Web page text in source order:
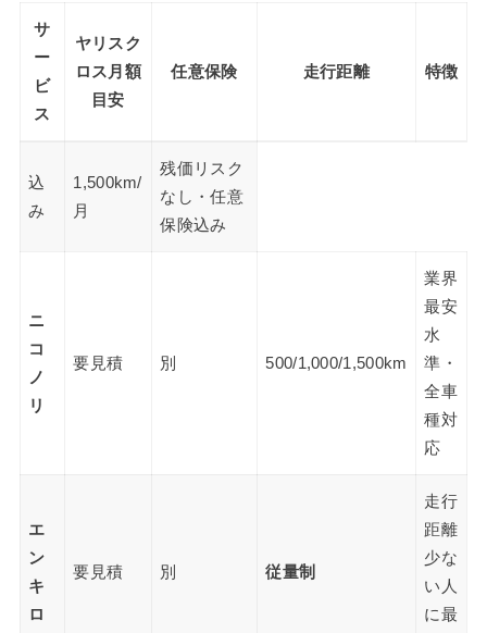
サ
ー
ビ
ス
ヤリスク
ロス月額
目安
任意保険 走行距離 特徴
込
み
1,500km/
月
残価リスク
なし・任意
保険込み
ニ
コ
ノ
リ
要見積 別 500/1,000/1,500km
業界
最安
水
準・
全車
種対
応
エ
ン
キ
ロ
要見積 別 従量制
走行
距離
少な
い人
に最